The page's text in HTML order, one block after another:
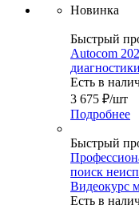
Новинка
Быстрый
Autocom
Есть в
3 675 ₽/шт
Подробнее
Быстрый
поиск
Видеокурс
Есть в